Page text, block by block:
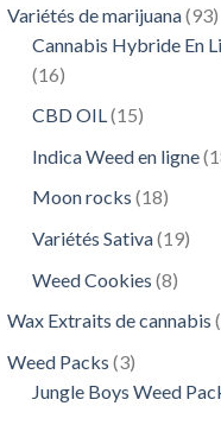
Variétés de marijuana 9393
Cannabis Hybride En
1616
CBD OIL 1515
Indica Weed en ligne
Moon rocks 1818
Variétés Sativa 1919
Weed Cookies 88
Wax Extraits de cannabis
Weed Packs 33
produits
Jungle Boys Weed